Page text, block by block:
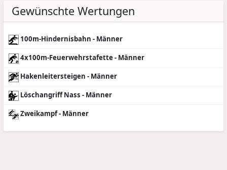
Gewünschte Wertungen
100m-Hindernisbahn - Männer
4x100m-Feuerwehrstafette - Männer
Hakenleitersteigen - Männer
Löschangriff Nass - Männer
Zweikampf - Männer